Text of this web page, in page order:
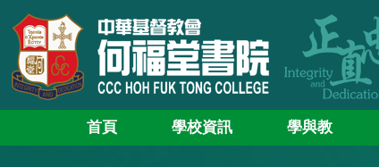
首頁 學校資訊 學與教